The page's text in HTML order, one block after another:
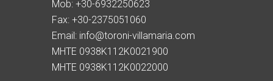
Mob: +30-6932250623
Fax: +30-2375051060
Email: info@toroni-villamaria.com
MHTE 0938K112K0021900
MHTE 0938K112K0022000